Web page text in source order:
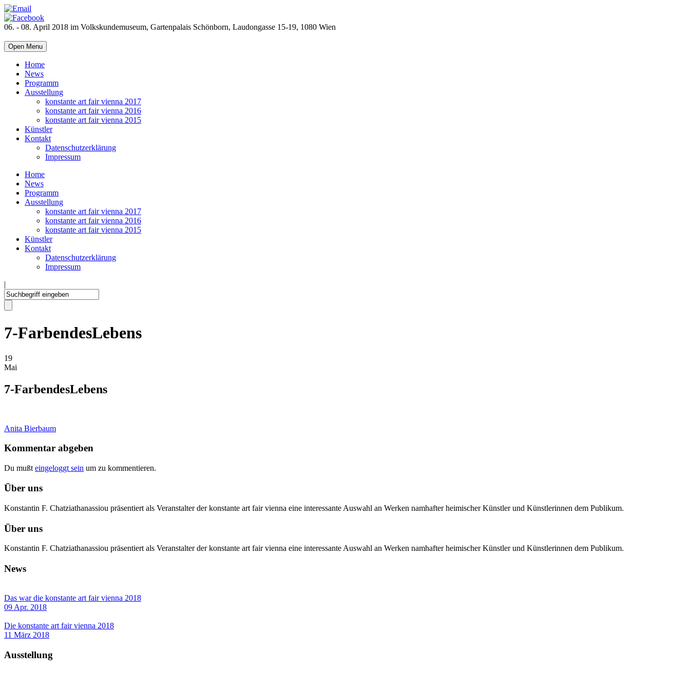
06. - 08. April 2018 im Volkskundemuseum, Gartenpalais Schönborn, Laudongasse 15-19, 1080 Wien
Open Menu
Home
News
Programm
Ausstellung
konstante art fair vienna 2017
konstante art fair vienna 2016
konstante art fair vienna 2015
Künstler
Kontakt
Datenschutzerklärung
Impressum
Home
News
Programm
Ausstellung
konstante art fair vienna 2017
konstante art fair vienna 2016
konstante art fair vienna 2015
Künstler
Kontakt
Datenschutzerklärung
Impressum
|
7-FarbendesLebens
19
Mai
7-FarbendesLebens
Anita Bierbaum
Kommentar abgeben
Du mußt eingeloggt sein um zu kommentieren.
Über uns
Konstantin F. Chatziathanassiou präsentiert als Veranstalter der konstante art fair vienna eine interessante Auswahl an Werken namhafter heimischer Künstler und Künstlerinnen dem Publikum.
Über uns
Konstantin F. Chatziathanassiou präsentiert als Veranstalter der konstante art fair vienna eine interessante Auswahl an Werken namhafter heimischer Künstler und Künstlerinnen dem Publikum.
News
Das war die konstante art fair vienna 2018
09 Apr. 2018
Die konstante art fair vienna 2018
11 März 2018
Ausstellung